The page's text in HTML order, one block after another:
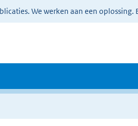
We werken aan een oplossing.